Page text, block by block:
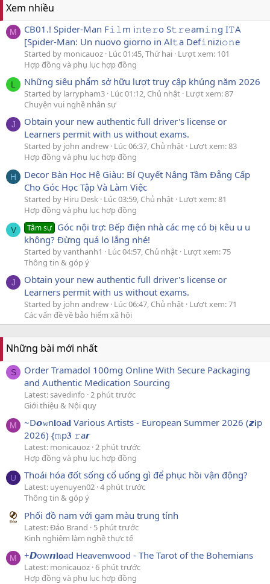
Xem nhiều
M
CB01.! Spider-Man F𝚒𝚕m i𝚗t𝚎𝚛o S𝚝𝚛𝚎am𝚒𝚗g I𝚃A
[Spider-Man: Un nuovo giorno in Al𝚝a Def𝚒nizi𝚘𝚗e
Started by monicauoz Lúc 01:45, Thứ hai Lượt xem: 101
Hợp đồng và phụ lục hợp đồng
L Những siêu phẩm sở hữu lượt truy cập khủng năm 2026
Started by larrypham3 Lúc 01:12, Chủ nhật Lượt xem: 87
Chuyện vui nghề nhân sự
J
Obtain your new authentic full driver's license or
Learners permit with us without exams.
Started by john andrew Lúc 06:37, Chủ nhật Lượt xem: 83
Hợp đồng và phụ lục hợp đồng
H
Decor Bàn Học Hệ Giàu: Bí Quyết Nâng Tầm Đẳng Cấp
Cho Góc Học Tập Và Làm Việc
Started by Hiru Desk Lúc 03:59, Chủ nhật Lượt xem: 81
Hợp đồng và phụ lục hợp đồng
V Tâm sự Góc nội trợ: Bếp điện nhà các mẹ có bị kêu u u
không? Đừng quá lo lắng nhé!
Started by vanthanh1 Lúc 04:57, Chủ nhật Lượt xem: 75
Thông tin & góp ý
J
Obtain your new authentic full driver's license or
Learners permit with us without exams.
Started by john andrew Lúc 06:47, Chủ nhật Lượt xem: 71
Các vấn đề về bảo hiểm xã hội
Những bài mới nhất
S
Order Tramadol 100mg Online With Secure Packaging
and Authentic Medication Sourcing
Latest: savedinfo 2 phút trước
Giới thiệu & Nội quy
M
~D𝙤𝔀n𝐥oa𝐝 Various Artists - European Summer 2026 (𝙯𝗶p
2026) {𝚖p𝟑 𝚛a𝙧
Latest: monicauoz 2 phút trước
Hợp đồng và phụ lục hợp đồng
U Thoái hóa đốt sống cổ uống gì để phục hồi vận động?
Latest: uyenuyen02 4 phút trước
Thông tin & góp ý
Phối đồ nam với gam màu trung tính
Latest: Đảo Brand
5 phút trước
Kinh nghiệm làm nghề thực tế
M +𝘿ow𝙣𝐥𝗼ad Heavenwood - The Tarot of the Bohemians
Latest: monicauoz 6 phút trước
Hợp đồng và phụ lục hợp đồng